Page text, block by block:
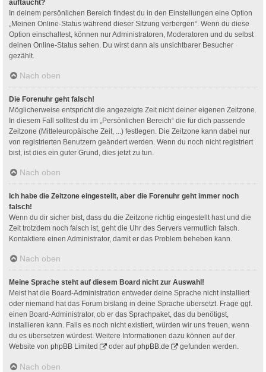
auftaucht?
In deinem persönlichen Bereich findest du in den Einstellungen eine Option
„Meinen Online-Status während dieser Sitzung verbergen“. Wenn du diese
Option einschaltest, können nur Administratoren, Moderatoren und du selbst
deinen Online-Status sehen. Du wirst dann als unsichtbarer Besucher
gezählt.
Nach oben
Die Forenuhr geht falsch!
Möglicherweise entspricht die angezeigte Zeit nicht deiner eigenen Zeitzone.
In diesem Fall solltest du im „Persönlichen Bereich“ die für dich passende
Zeitzone (Mitteleuropäische Zeit, ...) festlegen. Die Zeitzone kann dabei nur
von registrierten Benutzern geändert werden. Wenn du noch nicht registriert
bist, ist dies ein guter Grund, dies jetzt zu tun.
Nach oben
Ich habe die Zeitzone eingestellt, aber die Forenuhr geht immer noch
falsch!
Wenn du dir sicher bist, dass du die Zeitzone richtig eingestellt hast und die
Zeit trotzdem noch falsch ist, geht die Uhr des Servers vermutlich falsch.
Kontaktiere einen Administrator, damit er das Problem beheben kann.
Nach oben
Meine Sprache steht auf diesem Board nicht zur Auswahl!
Meist hat die Board-Administration entweder deine Sprache nicht installiert
oder niemand hat das Forum bislang in deine Sprache übersetzt. Frage ggf.
einen Board-Administrator, ob er das Sprachpaket, das du benötigst,
installieren kann. Falls es noch nicht existiert, würden wir uns freuen, wenn
du es übersetzen würdest. Weitere Informationen dazu können auf der
Website von phpBB Limited oder aufphpBB.de gefunden werden.
Nach oben